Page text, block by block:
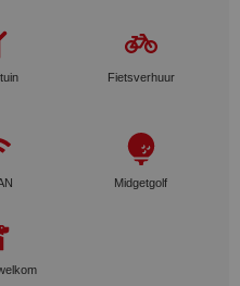
Fietsverhuur
Midgetgolf